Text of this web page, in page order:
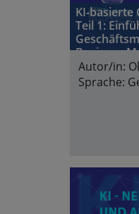
KI-basierte
Teil 1:
Business
Autor/in:
Sprache: